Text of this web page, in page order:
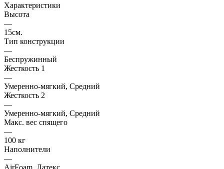
Характеристики
Высота
—
15см.
Тип конструкции
—
Беспружинный
Жесткость 1
—
Умеренно-мягкий, Средний
Жесткость 2
—
Умеренно-мягкий, Средний
Макс. вес спящего
—
100 кг
Наполнители
—
AirFoam, Латекс